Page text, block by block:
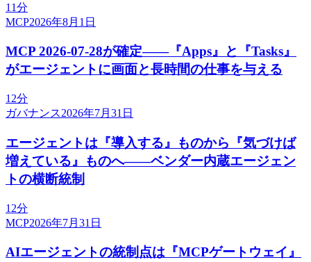
11分
MCP2026年8月1日
MCP 2026-07-28が確定——『Apps』と『Tasks』
がエージェントに画面と長時間の仕事を与える
12分
ガバナンス2026年7月31日
エージェントは『導入する』ものから『気づけば
増えている』ものへ——ベンダー内蔵エージェン
トの横断統制
12分
MCP2026年7月31日
AIエージェントの統制点は『MCPゲートウェイ』